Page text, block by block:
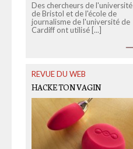
Des chercheurs de l'université
de Bristol et de l'école de
journalisme de l'université de
Cardiff ont utilisé [...]
REVUE DU WEB
HACKE TON VAGIN